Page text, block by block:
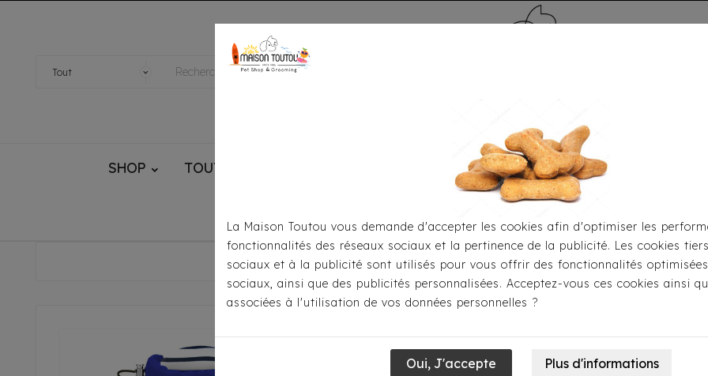
SHOP TOUTOU® HANDMADE MÉDAILLE - PET ID TAG TOILETTAGE
Accueil Pour S'habiller Imperméables Imperméable Milk &
Imperméable
Babord Bleu
La Maison Toutou vous demande d'accepter les cookies afin d'optimiser les
fonctionnalités des réseaux sociaux et la pertinence de la publicité. Les cookies
sociaux et à la publicité sont utilisés pour vous offrir des fonctionnalités
sociaux, ainsi que des publicités personnalisées. Acceptez-vous ces cookies ainsi
associées à l'utilisation de vos données personnelles ?